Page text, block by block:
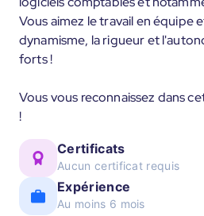
Vous aimez le travail en équipe
dynamisme, la rigueur et
forts !
Vous vous reconnaissez dans
!
Certificats
Aucun certificat requis
Expérience
Au moins 6 mois